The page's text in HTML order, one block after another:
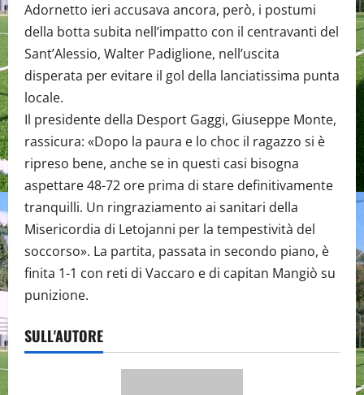
Adornetto ieri accusava ancora, però, i postumi
della botta subita nell’impatto con il centravanti del
Sant’Alessio, Walter Padiglione, nell’uscita
disperata per evitare il gol della lanciatissima punta
locale.
Il presidente della Desport Gaggi, Giuseppe Monte,
rassicura: «Dopo la paura e lo choc il ragazzo si è
ripreso bene, anche se in questi casi bisogna
aspettare 48-72 ore prima di stare definitivamente
tranquilli. Un ringraziamento ai sanitari della
Misericordia di Letojanni per la tempestività del
soccorso». La partita, passata in secondo piano, è
finita 1-1 con reti di Vaccaro e di capitan Mangiò su
punizione.
SULL'AUTORE